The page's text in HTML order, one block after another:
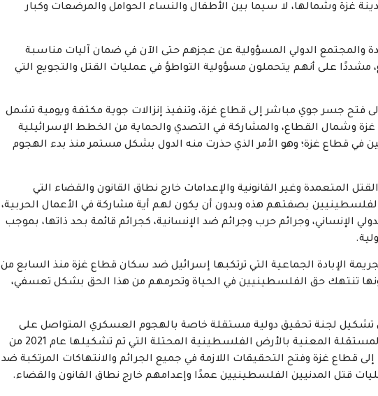
غزة وشمالها، لا سيما بين الأطفال والنساء الحوامل والمرضعات وكبار
والمجتمع الدولي المسؤولية عن عجزهم حتى الآن في ضمان آليات مناسبة
مشددًا على أنهم يتحملون مسؤولية التواطؤ في عمليات القتل والتجويع التي
فتح جسر جوي مباشر إلى قطاع غزة، وتنفيذ إنزالات جوية مكثفة ويومية تشمل
وشمال القطاع، والمشاركة في التصدي والحماية من الخطط الإسرائيلية
في قطاع غزة؛ وهو الأمر الذي حذرت منه الدول بشكل مستمر منذ بدء الهجوم
المتعمدة وغير القانونية والإعدامات خارج نطاق القانون والقضاء التي
بصفتهم هذه وبدون أن يكون لهم أية مشاركة في الأعمال الحربية،
الإنساني، وجرائم حرب وجرائم ضد الإنسانية، كجرائم قائمة بحد ذاتها، بموجب
الإبادة الجماعية التي ترتكبها إسرائيل ضد سكان قطاع غزة منذ السابع من
تنتهك حق الفلسطينيين في الحياة وتحرمهم من هذا الحق بشكل تعسفي،
تشكيل لجنة تحقيق دولية مستقلة خاصة بالهجوم العسكري المتواصل على
قطاع غزة، وتمكين لجنة التحقيق الدولية المستقلة المعنية بالأرض الفلسطينية المحتلة التي تم تشكيلها عام 2021 من
قطاع غزة وفتح التحقيقات اللازمة في جميع الجرائم والانتهاكات المرتكبة ضد
قتل المدنيين الفلسطينيين عمدًا وإعدامهم خارج نطاق القانون والقضاء.